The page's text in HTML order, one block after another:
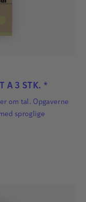
A 3 STK. *
om tal. Opgaverne
sproglige